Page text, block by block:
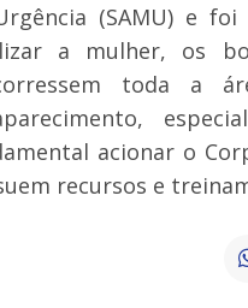
(SAMU) e
a mulher, os
toda a
acionar o
recursos e